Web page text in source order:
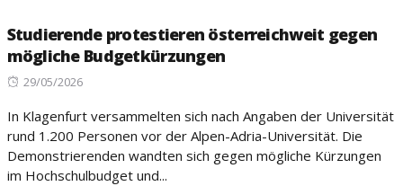
Studierende protestieren österreichweit gegen
mögliche Budgetkürzungen
Posted
29/05/2026
In Klagenfurt versammelten sich nach Angaben der Universität
rund 1.200 Personen vor der Alpen-Adria-Universität. Die
Demonstrierenden wandten sich gegen mögliche Kürzungen
im Hochschulbudget und...